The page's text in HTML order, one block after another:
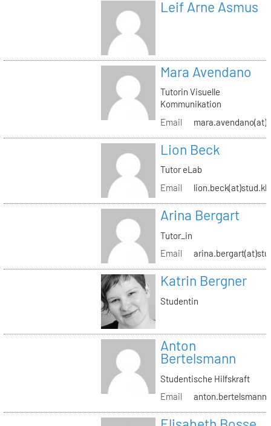
Leif Arne Asmus
Mara Avendano
Tutorin Visuelle
Kommunikation
Email
Lion Beck
Tutor eLab
Email
Arina Bergart
Tutor_in
Email
Katrin Bergner
Studentin
Anton
Bertelsmann
Studentische Hilfskraft
Email